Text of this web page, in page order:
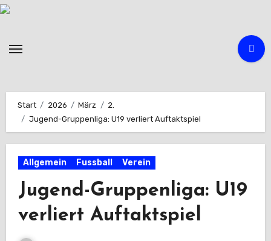
Zum
Start 2026 März
2.
Jugend-Gruppenliga: U19 verliert Auftaktspiel
Allgemein Fussball Verein
Jugend-Gruppenliga: U19
verliert Auftaktspiel